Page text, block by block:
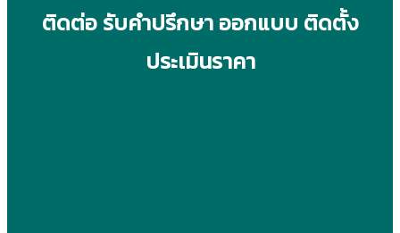
ติดต่อ รับคำปรึกษา ออกแบบ ติดตั้ง
ประเมินราคา